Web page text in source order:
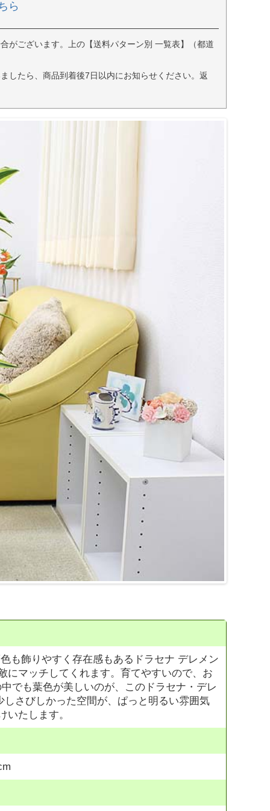
ら
がございます。上の【送料パターン別 一覧表】（都道
したら、商品到着後7日以内にお知らせください。返
も飾りやすく存在感もあるドラセナ デレメン
にマッチしてくれます。育てやすいので、お
でも葉色が美しいのが、このドラセナ・デレ
さびしかった空間が、ぱっと明るい雰囲気
たします。